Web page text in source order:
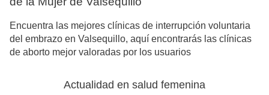
Encuentra las mejores clínicas de interrupción voluntaria
del embrazo en Valsequillo, aquí encontrarás las clínicas
de aborto mejor valoradas por los usuarios
Actualidad en salud femenina